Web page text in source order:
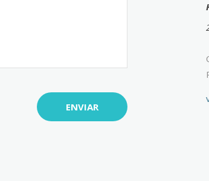
ENVIAR